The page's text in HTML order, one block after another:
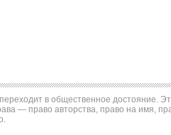
в общественное достояние.
— право авторства, право на имя,